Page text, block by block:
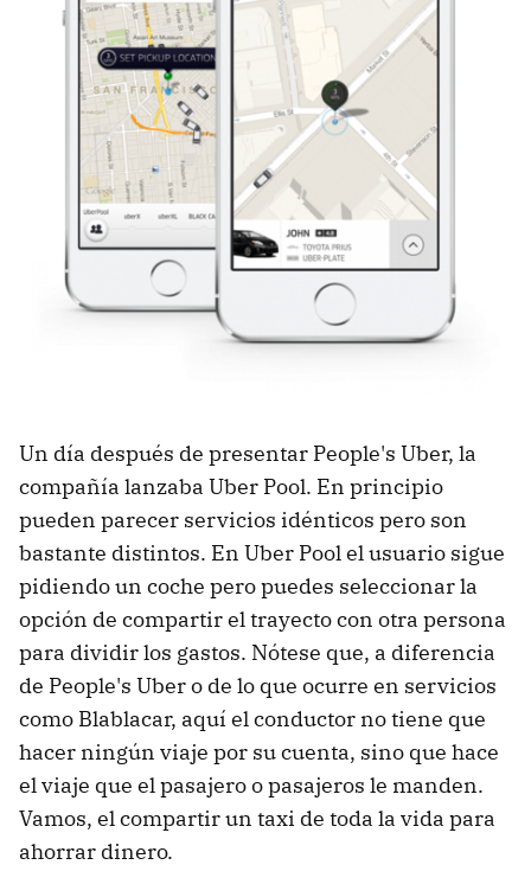
Un día después de presentar People's Uber, la
compañía lanzaba Uber Pool. En principio
pueden parecer servicios idénticos pero son
bastante distintos. En Uber Pool el usuario sigue
pidiendo un coche pero puedes seleccionar la
opción de compartir el trayecto con otra persona
para dividir los gastos. Nótese que, a diferencia
de People's Uber o de lo que ocurre en servicios
como Blablacar, aquí el conductor no tiene que
hacer ningún viaje por su cuenta, sino que hace
el viaje que el pasajero o pasajeros le manden.
Vamos, el compartir un taxi de toda la vida para
ahorrar dinero.